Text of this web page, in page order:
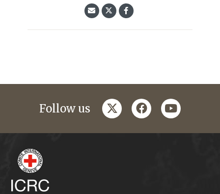
Follow us twitterfacebookyoutube